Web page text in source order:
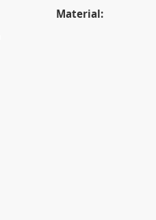
Material: